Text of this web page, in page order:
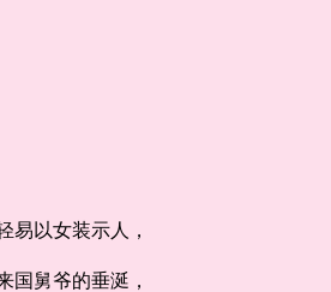
易以女装示人，
国舅爷的垂涎，